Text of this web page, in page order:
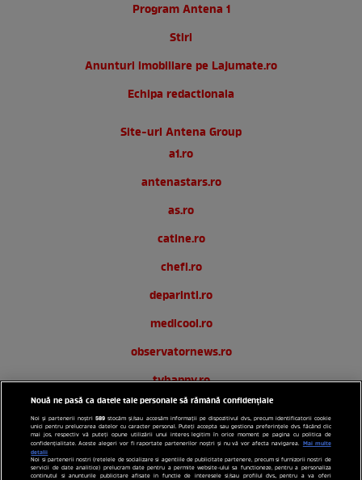
Program Antena 1
Stiri
Anunturi imobiliare pe Lajumate.ro
Echipa redactionala
Site-uri Antena Group
a1.ro
antenastars.ro
as.ro
catine.ro
chefi.ro
deparinti.ro
medicool.ro
observatornews.ro
tvhappy.ro
useit.ro
zutv.ro
Trends AntenaPLAY
Nouă ne pasă ca datele tale personale să rămână confidențiale
Noi și partenerii noștri589 stocăm și/sau accesăm informații pe dispozitivul dvs., precum identificatorii cookie
unici pentru prelucrarea datelor cu caracter personal. Puteți accepta sau gestiona preferințele dvs. făcând clic
mai jos, respectiv vă puteți opune utilizării unui interes legitim în orice moment pe pagina cu politica de
confidențialitate. Aceste alegeri vor fi raportate partenerilor noștri și nu vă vor afecta navigarea. Mai multe
detalii
Noi si partenerii nostri (retelele de socializare si agentiile de publicitate partenere, precum si furnizorii nostri de
servicii de date analitice) prelucram date pentru a permite website-ului sa functioneze, pentru a personaliza
continutul si anunturile publicitare afisate in functie de interesele si/sau profilul dvs., pentru a va oferi